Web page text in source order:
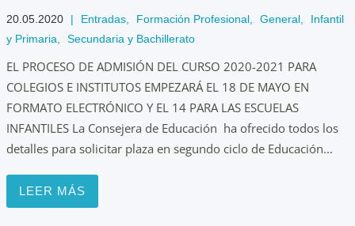
20.05.2020 | Entradas Formación Profesional General
Infantil
y Primaria
Secundaria y Bachillerato
EL PROCESO DE ADMISIÓN DEL CURSO 2020-2021 PARA
COLEGIOS E INSTITUTOS EMPEZARÁ EL 18 DE MAYO EN
FORMATO ELECTRÓNICO Y EL 14 PARA LAS ESCUELAS
INFANTILES La Consejera de Educación ha ofrecido todos los
detalles para solicitar plaza en segundo ciclo de Educación...
LEER MÁS